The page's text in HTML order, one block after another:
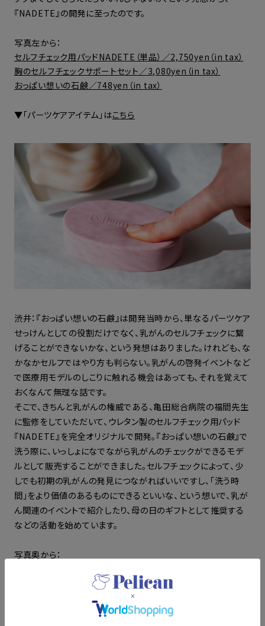
『NADETE』の開発に至ったのです。
写真左から：
セルフチェック用パッドNADETE（単品）／2,750yen（in tax）
胸のセルフチェックサポートセット／3,080yen（in tax）
おっぱい想いの石鹸／748yen（in tax）
▼「パーツケアアイテム」はこちら
渋井：『おっぱい想いの石鹸』は開発当時から、単なるパーツケア
せっけんとしての役割だけでなく、乳がんのセルフチェックに繋
げることができないかな、という発想はありました。けれども、な
かなかセルフではやり方も判らない。乳がんの啓発イベントなど
で医療用モデルのしこりに触れる機会はあっても、それを覚えて
おくなんて無理な話です。
そこで、きちんと乳がんの権威である、亀田総合病院の福間先生
に監修をしていただいて、ウレタン製のセルフチェック用パッド
『NADETE』を完全オリジナルで開発。『おっぱい想いの石鹸』で
洗う際に、いっしょになでながら乳がんのチェックができるモデ
ルとして販売することができました。セルフチェックによって、少
しでも初期の乳がんの発見につながればいいですし、「洗う時
間」をより価値のあるものにできるといいな、という想いで、乳が
ん関連のイベントで紹介したり、母の日のギフトとして推奨する
などの活動を始めています。
写真奥から：
セルフチェック用パッドNADETE（単品）／2,750yen（in tax）
▼「パーツケアアイテム」はこちら